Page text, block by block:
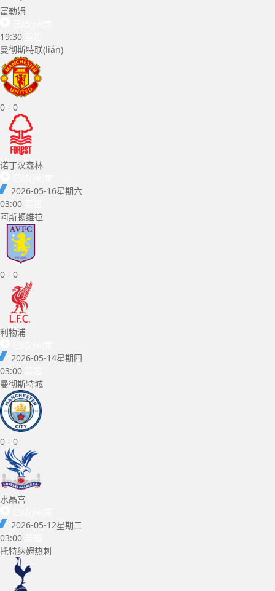
富勒姆
19:30
曼彻斯特联(lián)
0 - 0
诺丁汉森林
2026-05-16星期六
03:00
阿斯顿维拉
0 - 0
利物浦
2026-05-14星期四
03:00
曼彻斯特城
0 - 0
水晶宫
2026-05-12星期二
03:00
托特纳姆热刺